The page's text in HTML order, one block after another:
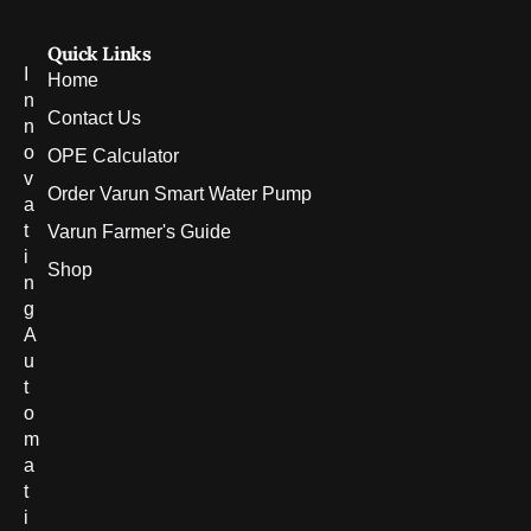
n
n
o
v
a
t
i
n
g
A
u
t
o
m
a
t
i
Quick Links
Home
Contact Us
OPE Calculator
Order Varun Smart Water Pump
Varun Farmer's Guide
Shop